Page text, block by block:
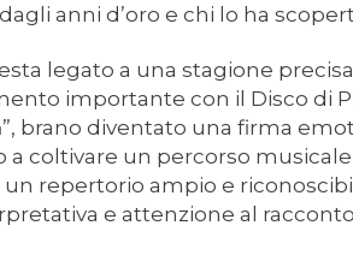
anni d’oro e chi lo ha
legato a una stagione
importante con il Disco di
”, brano diventato una firma
a coltivare un percorso
repertorio ampio e
e attenzione al